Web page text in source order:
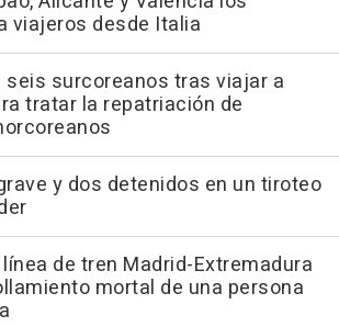
viajeros desde Italia
seis surcoreanos tras viajar a
tratar la repatriación de
y dos detenidos en un tiroteo
de tren Madrid-Extremadura
mortal de una persona